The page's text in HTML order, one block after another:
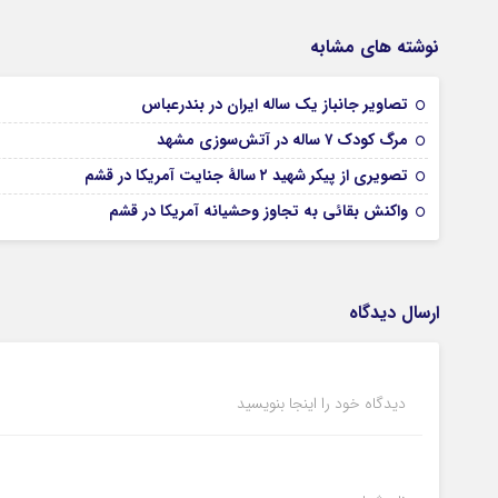
نوشته های مشابه
تصاویر جانباز یک ساله ایران در بندرعباس
مرگ کودک ۷ ساله در آتش‌سوزی مشهد
تصویری از پیکر شهید ۲ سالۀ جنایت آمریکا در قشم
واکنش بقائی به تجاوز وحشیانه آمریکا در قشم
ارسال دیدگاه
دیدگاه خود را اینجا بنویسید